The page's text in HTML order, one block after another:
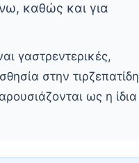
καθώς και για
γαστρεντερικές,
στην τιρζεπατίδη
ως η ίδια